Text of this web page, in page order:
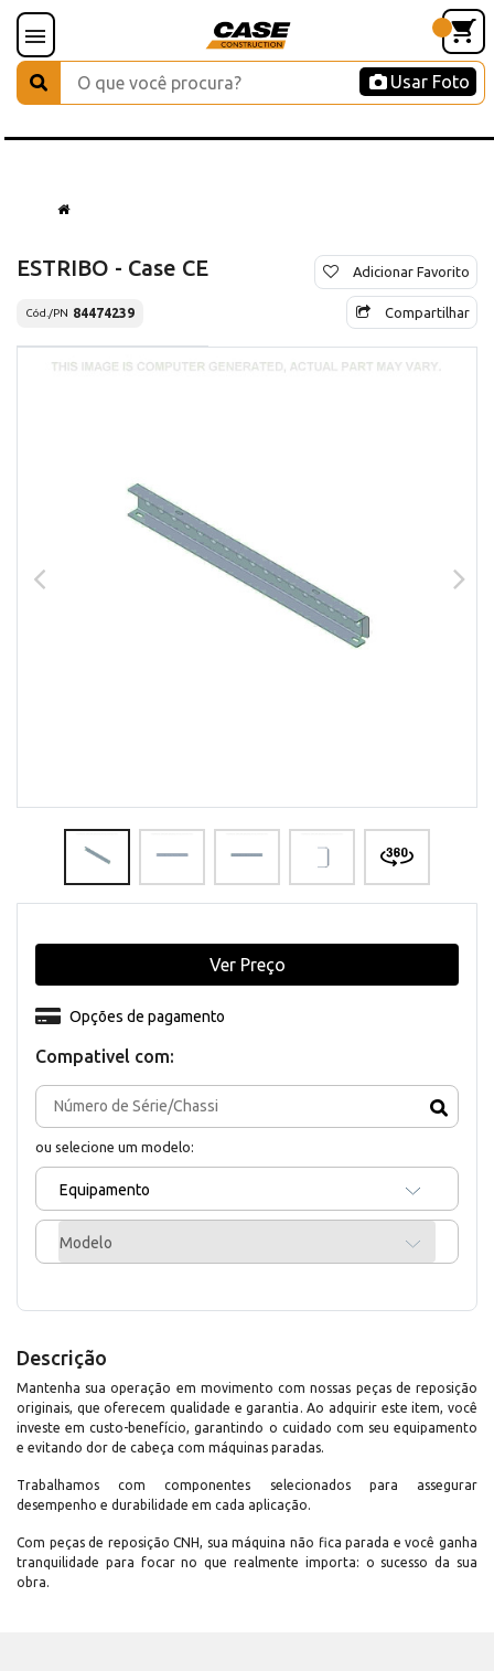
Usar Foto
ESTRIBO - Case CE
Cód./PN 84474239
Adicionar Favorito
Compartilhar
Compativel com:
ou selecione um modelo:
Equipamento
Modelo
Opções de pagamento
Ver Preço
Descrição
Mantenha sua operação em movimento com nossas peças de reposição
originais, que oferecem qualidade e garantia. Ao adquirir este item, você
investe em custo-benefício, garantindo o cuidado com seu equipamento
e evitando dor de cabeça com máquinas paradas.
Trabalhamos com componentes selecionados para assegurar
desempenho e durabilidade em cada aplicação.
Com peças de reposição CNH, sua máquina não fica parada e você ganha
tranquilidade para focar no que realmente importa: o sucesso da sua
obra.